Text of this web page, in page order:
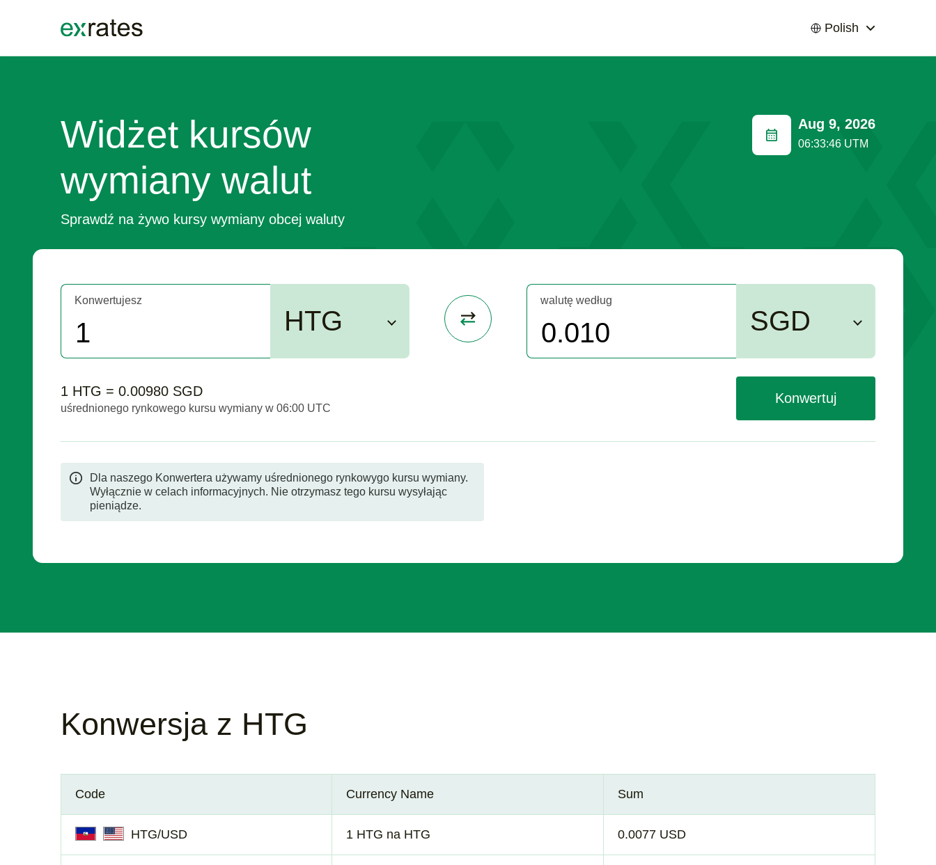
Polish
Widżet kursów
wymiany walut
Sprawdź na żywo kursy wymiany obcej waluty
Aug 9, 2026
06:33:47 UTM
Konwertujesz
HTG
walutę według
SGD
1 HTG = 0.00980 SGD
uśrednionego rynkowego kursu wymiany w 06:00 UTC
Konwertuj
Dla naszego Konwertera używamy uśrednionego rynkowygo kursu wymiany.
Wyłącznie w celach informacyjnych. Nie otrzymasz tego kursu wysyłając
pieniądze.
Konwersja z HTG
Code Currency Name Sum
HTG/USD 1 HTG na HTG 0.0077 USD